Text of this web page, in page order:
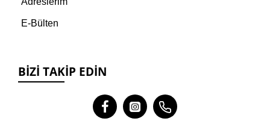
E-Bülten
BIZI TAKIP EDIN